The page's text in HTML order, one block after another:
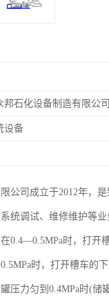
邦石化设备制造有限公司
设备
公司成立于2012年，
统调试、维修维护等业
0.4—0.5MPa时，打开
时，打开槽车的
压力匀到0.4MPa时(